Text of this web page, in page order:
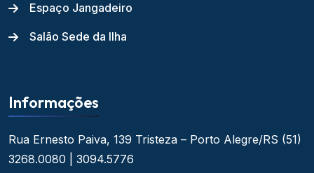
Espaço Jangadeiro
Salão Sede da Ilha
Informações
Rua Ernesto Paiva, 139 Tristeza – Porto Alegre/RS (51)
3268.0080 | 3094.5776